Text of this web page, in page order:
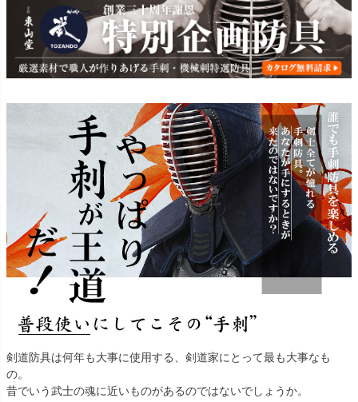
剣道防具は何年も大事に使用する、剣道家にとって最も大事なも
の。
昔でいう武士の魂に近いものがあるのではないでしょうか。